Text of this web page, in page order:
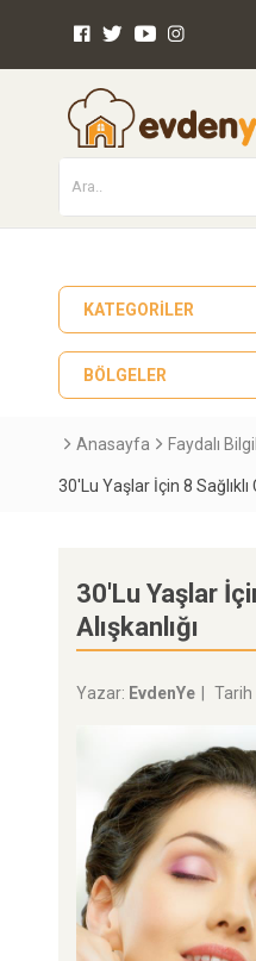
KATEGORILER
BÖLGELER
Anasayfa Faydalı
30'Lu Yaşlar İçin 8 Sağlıklı
30'Lu Yaşlar
Alışkanlığı
Yazar: EvdenYe Tarih